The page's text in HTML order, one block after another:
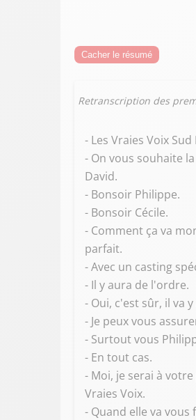
Cacher le résumé
Retranscription des
- Les Vraies Voix
- On vous souhaite
David.
- Bonsoir Philippe.
- Bonsoir Cécile.
- Comment ça va
parfait.
- Avec un casting
- Il y aura de l'ordre.
- Oui, c'est sûr, il va
- Je peux vous
- Surtout vous
- En tout cas.
- Moi, je serai à
Vraies Voix.
- Quand elle va